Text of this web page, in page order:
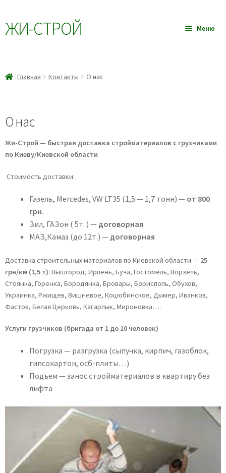
Перейти
к
Перейти
к
ЖИ-CТРОЙ Меню
Товары
О нас
Главная Контакты О нас
О нас
Жи-Строй — быстрая доставка стройматериалов с грузчиками
по Киеву/Киевской области
Стоимость доставки:
Газель, Mercedes, VW LT35 (1,5 — 1,7 тонн) — от 800
грн.
Зил, ГАЗон ( 5т. ) — договорная
МАЗ,Камаз (до 12т.) — договорная
Доставка строительных материалов по Киевской области — 25
грн/км (1,5 т): Вышгород, Ирпень, Буча, Гостомель, Ворзель,
Стоянка, Горенка, Бородянка, Бровары, Борисполь, Обухов,
Украинка, Ржищев, Вишневое, Коцюбинское, Дымер, Иванков,
Фастов, Белая Церковь, Кагарлык, Мироновка….
Услуги грузчиков (бригада от 1 до 10 человек)
Погрузка — разгрузка (сыпучка, кирпич, газоблок,
гипсокартон, осб-плиты…)
Подъем — занос стройматериалов в квартиру без
лифта